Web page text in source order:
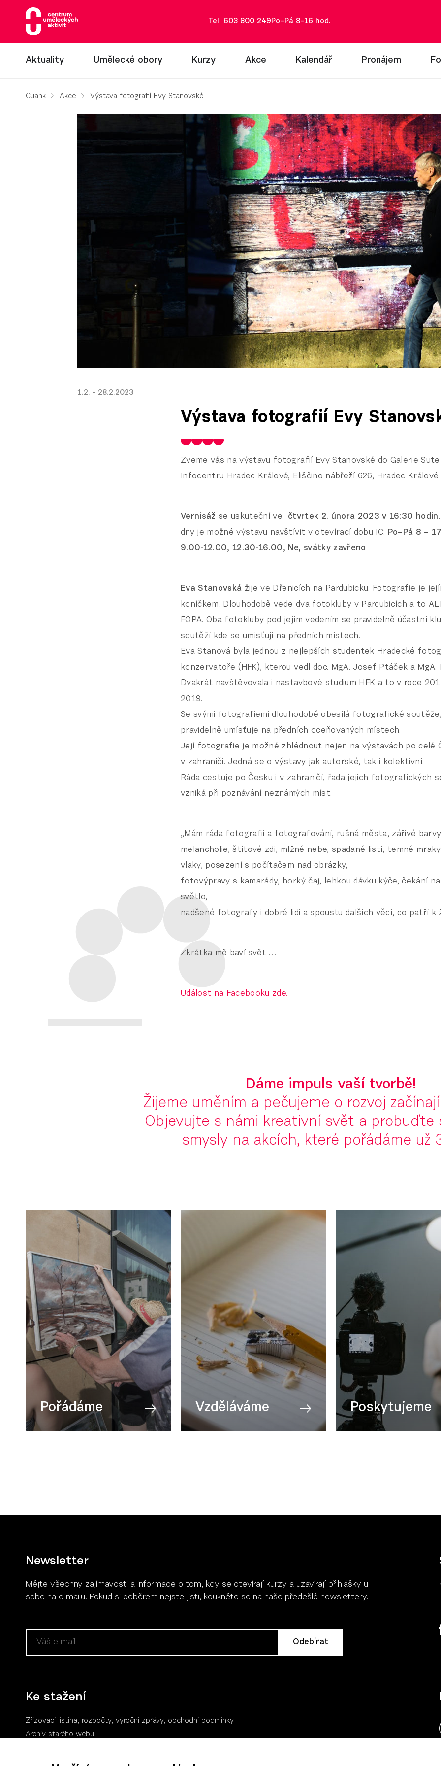
Tel: 603 800 249 Po–Pá 8–16 hod.
Aktuality Umělecké obory Kurzy Akce Kalendář Pronájem
Cuahk Akce Výstava fotografií Evy Stanovské
1.2. - 28.2.2023
Výstava fotografií Evy
Zveme vás na výstavu fotografií Evy Stanovské do Galerie
Infocentru Hradec Králové, Eliščino nábřeží 626, Hradec Králové
Vernisáž se uskuteční ve čtvrtek 2. února 2023 v 16:30 hodin
dny je možné výstavu navštívit v otevírací dobu IC: Po–Pá 8 –
9.00-12.00, 12.30-16.00, Ne, svátky zavřeno
Eva Stanovská žije ve Dřenicích na Par­dubicku. Fotografie je
ko­níčkem. Dlouhodobě vede dva fotokluby v Pardubicích a to
FOPA. Oba fotokluby pod jejím vedením se pravidelně účastní
soutěží kde se umisťují na předních místech.
Eva Stanová byla jednou z nejlepších studentek Hradecké
konzervatoře (HFK), kterou vedl doc. MgA. Josef Ptáček a MgA.
Dvakrát navštěvovala i nástavbové studium HFK a to v roce
2019.
Se svými fotografiemi dlouhodobě obesílá fotografické
pravidelně umísťuje na předních oceňovaných místech.
Její fotografie je možné zhlédnout nejen na výstavách po celé
v zahraničí. Jedná se o výstavy jak autorské, tak i kolektivní.
Ráda cestuje po Česku i v zahraničí, řada jejich fotografických
vzniká při poznávání neznámých míst.
„Mám ráda fotografii a fotografování, rušná města, zářivé
me­lancholie, štítové zdi, mlžné nebe, spadané listí, temné
vlaky, posezení s počítačem nad obrázky,
fotovýpravy s kamarády, horký čaj, lehkou dávku kýče, čekání
světlo,
nadšené fotografy i dobré lidi a spoustu dalších věcí, co patří k
Zkrátka mě baví svět …
Událost na Facebooku zde.
Dáme impuls vaší tvorbě!
Žijeme uměním a pečujeme o rozvoj
Objevujte s námi kreativní svět a probuďte
smysly na akcích, které pořádáme už
Pořádáme
Více
Vzděláváme
Více
Poskytujeme
Newsletter
Mějte všechny zajímavosti a informace o tom, kdy se otevírají kurzy a uzavírají přihlášky u
sebe na e-mailu. Pokud si odběrem nejste jisti, koukněte se na naše předešlé newslettery.
Ke stažení
Zřizovací listina, rozpočty, výroční zprávy, obchodní podmínky
Archiv starého webu